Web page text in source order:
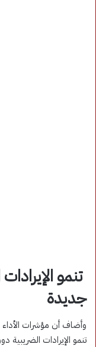
تنمو
جديدة
وأضاف أن مؤشرات
تنمو الإيرادات